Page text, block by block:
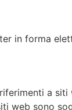
in forma
a
sono